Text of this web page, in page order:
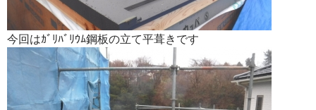
今回はｶﾞﾘﾊﾞﾘｳﾑ鋼板の立て平葺きです